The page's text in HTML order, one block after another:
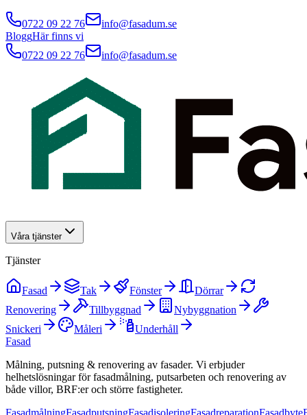
0722 09 22 76
info@fasadum.se
BloggHär finns vi
0722 09 22 76
info@fasadum.se
Våra tjänster
Tjänster
Fasad Tak Fönster
Dörrar
Renovering
Tillbyggnad
Nybyggnation
Snickeri
Måleri
Underhåll
Fasad
Målning, putsning & renovering av fasader. Vi erbjuder
helhetslösningar för fasadmålning, putsarbeten och renovering av
både villor, BRF:er och större fastigheter.
FasadmålningFasadputsningFasadisoleringFasadreparationFasadbyte